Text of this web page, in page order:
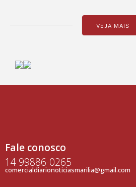
VEJA MAIS
Fale conosco
14 99886-0265
comercialdiarionoticiasmarilia@gmail.com